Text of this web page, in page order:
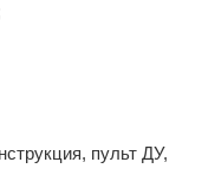
пульт ДУ,